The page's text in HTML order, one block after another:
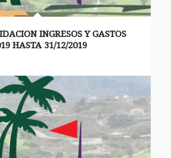
INGRESOS Y GASTOS
HASTA 31/12/2019